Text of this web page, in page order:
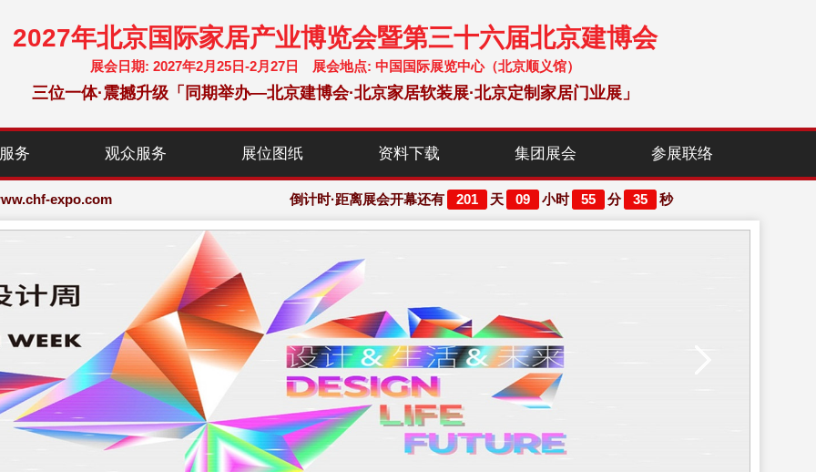
2027年北京国际家居产业博览会暨第三十六届北京建博会
展会日期: 2027年2月25日-2月27日 展会地点: 中国国际展览中心（北京顺义馆）
三位一体·震撼升级「同期举办—北京建博会·北京家居软装展·北京定制家居门业展」
务 观众服务 展位图纸 资料下载 集团展会 参展联络
expo.com
expo.com
会·大会网站
倒计时·距离展会开幕还有 201 天 09 小时 55 分 34 秒